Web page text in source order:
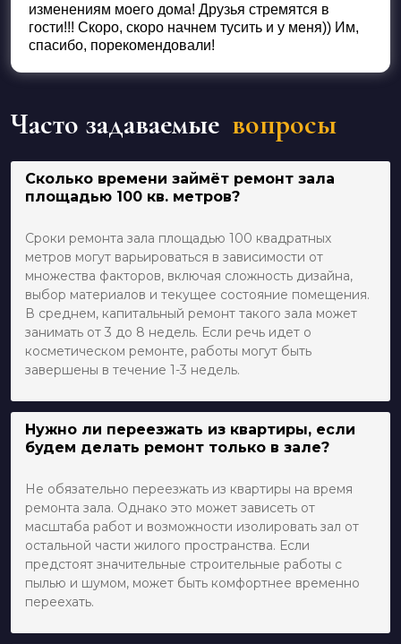
изменениям моего дома! Друзья стремятся в
гости!!! Скоро, скоро начнем тусить и у меня)) Им,
спасибо, порекомендовали!
Часто задаваемые вопросы
Сколько времени займёт ремонт зала
площадью 100 кв. метров?
Сроки ремонта зала площадью 100 квадратных
метров могут варьироваться в зависимости от
множества факторов, включая сложность дизайна,
выбор материалов и текущее состояние помещения.
В среднем, капитальный ремонт такого зала может
занимать от 3 до 8 недель. Если речь идет о
косметическом ремонте, работы могут быть
завершены в течение 1-3 недель.
Нужно ли переезжать из квартиры, если
будем делать ремонт только в зале?
Не обязательно переезжать из квартиры на время
ремонта зала. Однако это может зависеть от
масштаба работ и возможности изолировать зал от
остальной части жилого пространства. Если
предстоят значительные строительные работы с
пылью и шумом, может быть комфортнее временно
переехать.